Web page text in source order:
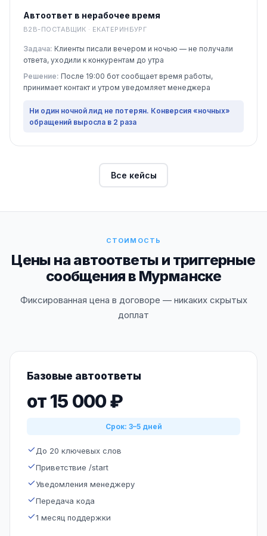
Автоответ в нерабочее время
B2B-ПОСТАВЩИК · ЕКАТЕРИНБУРГ
Задача: Клиенты писали вечером и ночью — не получали
ответа, уходили к конкурентам до утра
Решение: После 19:00 бот сообщает время работы,
принимает контакт и утром уведомляет менеджера
Ни один ночной лид не потерян. Конверсия «ночных»
обращений выросла в 2 раза
Все кейсы
СТОИМОСТЬ
Цены на автоответы и триггерные
сообщения в Мурманске
Фиксированная цена в договоре — никаких скрытых
доплат
Базовые автоответы
от 15 000 ₽
Срок: 3–5 дней
До 20 ключевых слов
Приветствие /start
Уведомления менеджеру
Передача кода
1 месяц поддержки